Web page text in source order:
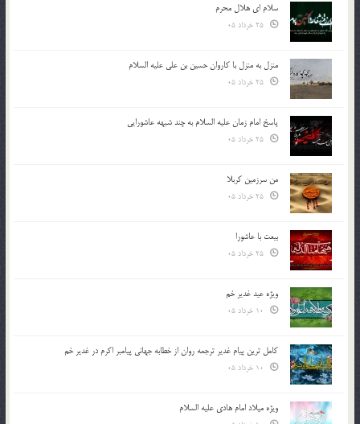
سلام ای هلال محرم
منزل به منزل با کاروان حسین بن علی علیه السلام
پاسخ امام زمان علیه السلام به چند شبهه عاشورایی
من سرزمین کربلا
بیعت با عاشورا
ویژه عید غدیر خم
کامل ترین پیام غدیر ترجمه روان از خطابه جهانی پیامبر اکرم در غدیر خم
ویژه میلاد امام هادی علیه السلام